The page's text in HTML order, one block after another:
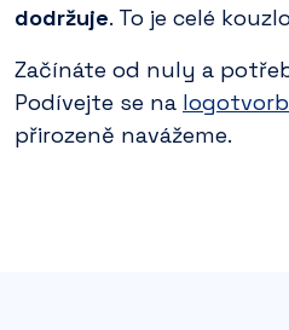
dodržuje. To je celé
Začínáte od nuly a
Podívejte se na
přirozeně navážeme.